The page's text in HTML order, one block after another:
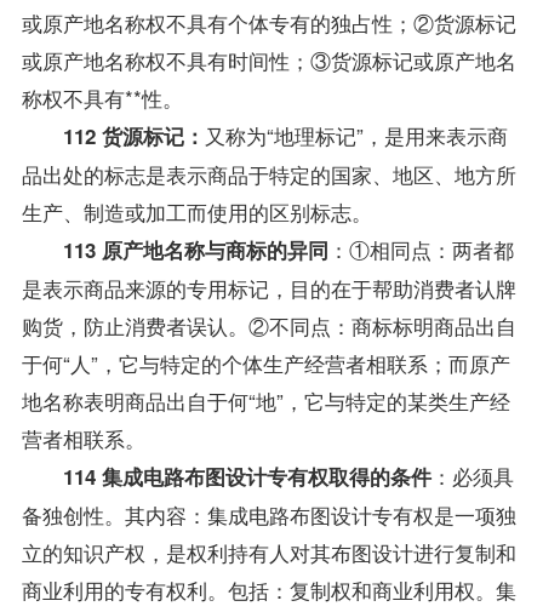
或原产地名称权不具有个体专有的独占性；②货源标记
或原产地名称权不具有时间性；③货源标记或原产地名
称权不具有**性。
112 货源标记： 又称为“地理标记”，是用来表示商
品出处的标志是表示商品于特定的国家、地区、地方所
生产、制造或加工而使用的区别标志。
113 原产地名称与商标的异同 ：①相同点：两者都
是表示商品来源的专用标记，目的在于帮助消费者认牌
购货，防止消费者误认。②不同点：商标标明商品出自
于何“人”，它与特定的个体生产经营者相联系；而原产
地名称表明商品出自于何“地”，它与特定的某类生产经
营者相联系。
114 集成电路布图设计专有权取得的条件：必须具
备独创性。其内容：集成电路布图设计专有权是一项独
立的知识产权，是权利持有人对其布图设计进行复制和
商业利用的专有权利。包括：复制权和商业利用权。集